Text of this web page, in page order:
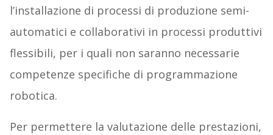
l’installazione di processi di produzione semi-
automatici e collaborativi in processi produttivi
flessibili, per i quali non saranno necessarie
competenze specifiche di programmazione
robotica.
Per permettere la valutazione delle prestazioni,